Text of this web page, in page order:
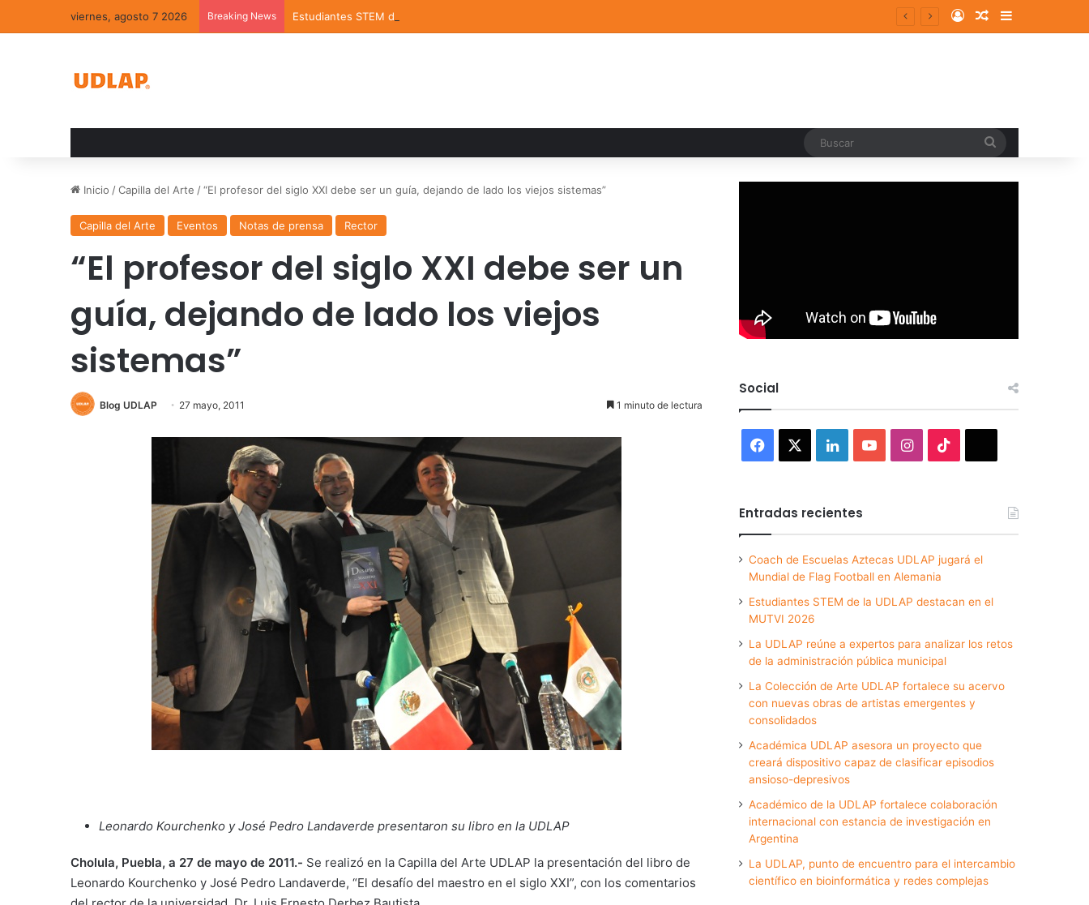
viernes, agosto 7 2026 Breaking News Estudiantes STEM de la UDLAP destacan en el MUTVI 2026 Log InRandom Article
Sidebar
Inicio /Capilla del Arte /“El profesor del siglo XXI debe ser un guía, dejando de lado los viejos sistemas”
Capilla del Arte Eventos Notas de prensa Rector
“El profesor del siglo XXI debe ser un
guía, dejando de lado los viejos
sistemas”
Blog UDLAP 27 mayo, 2011 1 minuto de lectura
Leonardo Kourchenko y José Pedro Landaverde presentaron su libro en la UDLAP
Cholula, Puebla, a 27 de mayo de 2011.- Se realizó en la Capilla del Arte UDLAP la presentación del libro de
Leonardo Kourchenko y José Pedro Landaverde, “El desafío del maestro en el siglo XXI”, con los comentarios
Social
Facebook LinkedInYouTubeInstagram
Entradas recientes
Coach de Escuelas Aztecas UDLAP jugará el
Mundial de Flag Football en Alemania
Estudiantes STEM de la UDLAP destacan en el
MUTVI 2026
La UDLAP reúne a expertos para analizar los retos
de la administración pública municipal
La Colección de Arte UDLAP fortalece su acervo
con nuevas obras de artistas emergentes y
consolidados
Académica UDLAP asesora un proyecto que
creará dispositivo capaz de clasificar episodios
ansioso-depresivos
Académico de la UDLAP fortalece colaboración
internacional con estancia de investigación en
Argentina
La UDLAP, punto de encuentro para el intercambio
científico en bioinformática y redes complejas